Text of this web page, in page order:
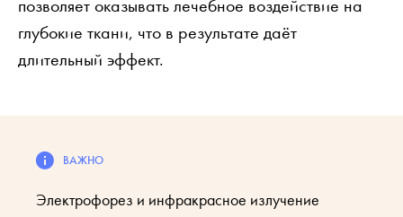
позволяет оказывать лечебное воздействие на
глубокие ткани, что в результате даёт
длительный эффект.
Электрофорез и инфракрасное излучение